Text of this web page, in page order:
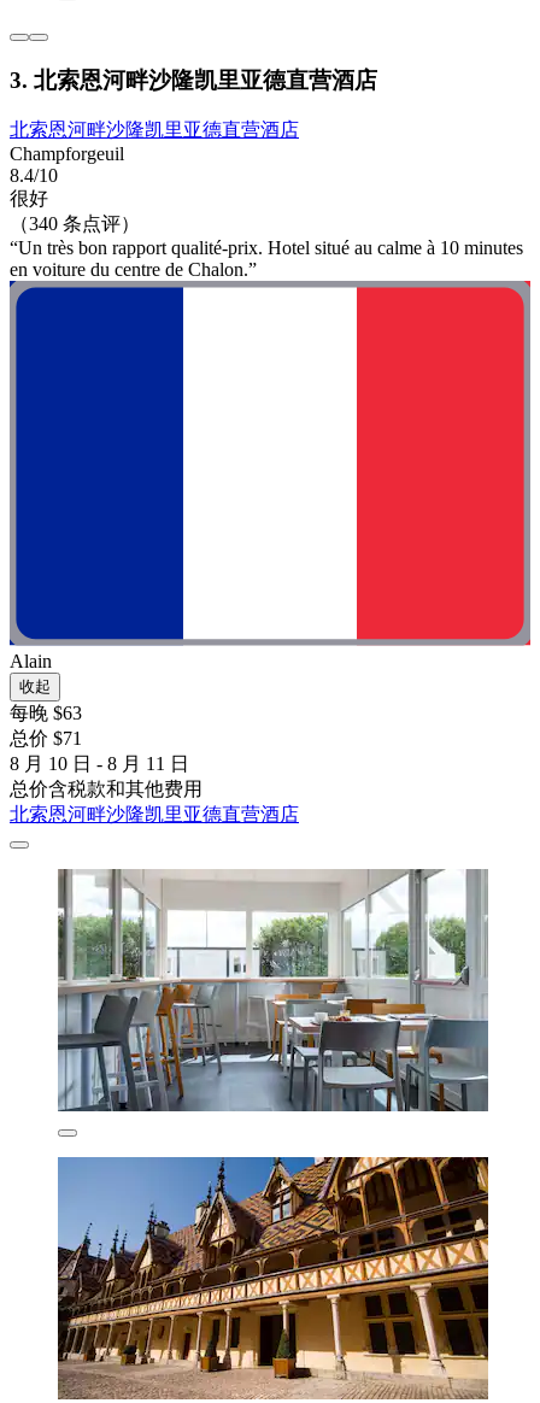
3. 北索恩河畔沙隆凯里亚德直营酒店
北索恩河畔沙隆凯里亚德直营酒店
Champforgeuil
8.4/10
很好
（340 条点评）
“Un très bon rapport qualité-prix. Hotel situé au calme à 10 minutes
en voiture du centre de Chalon.”
Alain
收起
每晚 $63
总价 $71
8 月 10 日 - 8 月 11 日
总价含税款和其他费用
北索恩河畔沙隆凯里亚德直营酒店